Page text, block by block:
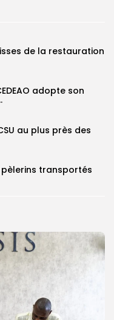
de la restauration
adopte son
au plus près des
pèlerins transportés